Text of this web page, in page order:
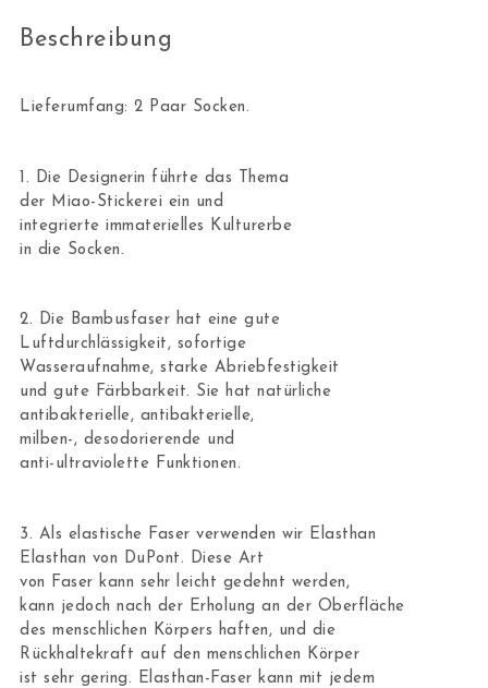
Beschreibung
Lieferumfang: 2 Paar Socken.
1. Die Designerin führte das Thema
der Miao-Stickerei ein und
integrierte immaterielles Kulturerbe
in die Socken.
2. Die Bambusfaser hat eine gute
Luftdurchlässigkeit, sofortige
Wasseraufnahme, starke Abriebfestigkeit
und gute Färbbarkeit. Sie ​​hat natürliche
antibakterielle, antibakterielle,
milben-, desodorierende und
anti-ultraviolette Funktionen.
3. Als elastische Faser verwenden wir Elasthan
Elasthan von DuPont. Diese Art
von Faser kann sehr leicht gedehnt werden,
kann jedoch nach der Erholung an der Oberfläche
des menschlichen Körpers haften, und die
Rückhaltekraft auf den menschlichen Körper
ist sehr gering. Elasthan-Faser kann mit jedem